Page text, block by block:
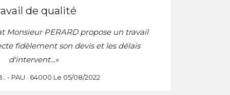
de qualité
Monsieur PERARD propose un travail
fidèlement son devis et les délais
d'intervent...»
- PAU · 64000 Le 05/08/2022